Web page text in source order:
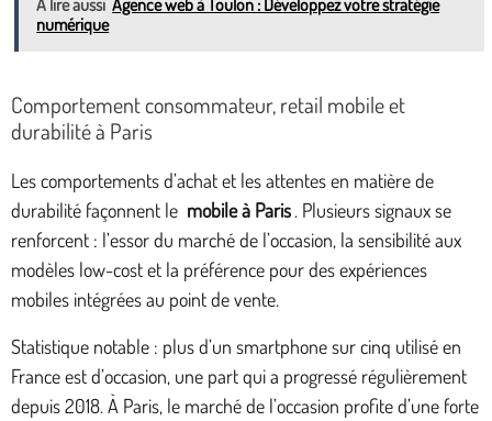
numérique
Comportement consommateur, retail mobile et
durabilité à Paris
Les comportements d’achat et les attentes en matière de
durabilité façonnent le mobile à Paris . Plusieurs signaux se
renforcent : l’essor du marché de l’occasion, la sensibilité aux
modèles low-cost et la préférence pour des expériences
mobiles intégrées au point de vente.
Statistique notable : plus d’un smartphone sur cinq utilisé en
France est d’occasion, une part qui a progressé régulièrement
depuis 2018. À Paris, le marché de l’occasion profite d’une forte